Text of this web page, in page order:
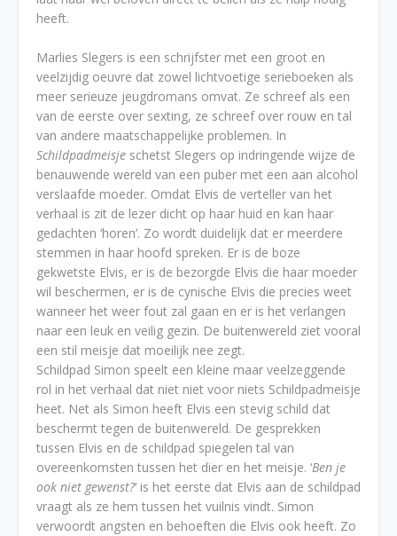
heeft.
Marlies Slegers is een schrijfster met een groot en
veelzijdig oeuvre dat zowel lichtvoetige serieboeken als
meer serieuze jeugdromans omvat. Ze schreef als een
van de eerste over sexting, ze schreef over rouw en tal
van andere maatschappelijke problemen. In
Schildpadmeisje schetst Slegers op indringende wijze de
benauwende wereld van een puber met een aan alcohol
verslaafde moeder. Omdat Elvis de verteller van het
verhaal is zit de lezer dicht op haar huid en kan haar
gedachten ‘horen’. Zo wordt duidelijk dat er meerdere
stemmen in haar hoofd spreken. Er is de boze
gekwetste Elvis, er is de bezorgde Elvis die haar moeder
wil beschermen, er is de cynische Elvis die precies weet
wanneer het weer fout zal gaan en er is het verlangen
naar een leuk en veilig gezin. De buitenwereld ziet vooral
een stil meisje dat moeilijk nee zegt.
Schildpad Simon speelt een kleine maar veelzeggende
rol in het verhaal dat niet niet voor niets Schildpadmeisje
heet. Net als Simon heeft Elvis een stevig schild dat
beschermt tegen de buitenwereld. De gesprekken
tussen Elvis en de schildpad spiegelen tal van
overeenkomsten tussen het dier en het meisje. ‘Ben je
ook niet gewenst?‘ is het eerste dat Elvis aan de schildpad
vraagt als ze hem tussen het vuilnis vindt. Simon
verwoordt angsten en behoeften die Elvis ook heeft. Zo